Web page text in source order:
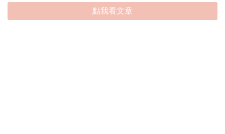
點我看文章